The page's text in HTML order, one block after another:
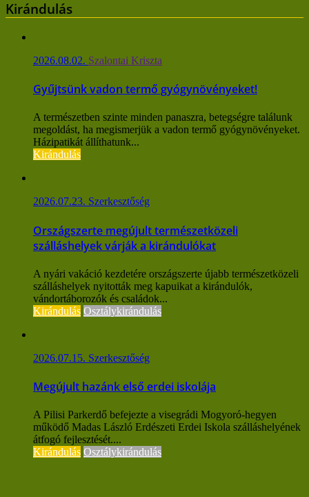
Kirándulás
2026.08.02. Szalontai Kriszta
Gyűjtsünk vadon termő gyógynövényeket!
A természetben szinte minden panaszra, betegségre találunk
megoldást, ha megismerjük a vadon termő gyógynövényeket.
Házipatikát állíthatunk...
Kirándulás
2026.07.23. Szerkesztőség
Országszerte megújult természetközeli
szálláshelyek várják a kirándulókat
A nyári vakáció kezdetére országszerte újabb természetközeli
szálláshelyek nyitották meg kapuikat a kirándulók,
vándortáborozók és családok...
Kirándulás Osztálykirándulás
2026.07.15. Szerkesztőség
Megújult hazánk első erdei iskolája
A Pilisi Parkerdő befejezte a visegrádi Mogyoró-hegyen
működő Madas László Erdészeti Erdei Iskola szálláshelyének
átfogó fejlesztését....
Kirándulás Osztálykirándulás